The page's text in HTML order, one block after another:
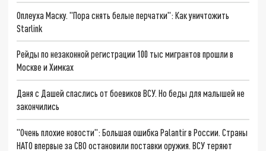
Оплеуха Маску. "Пора снять белые перчатки": Как уничтожить
Starlink
Рейды по незаконной регистрации 100 тыс мигрантов прошли в
Москве и Химках
Даня с Дашей спаслись от боевиков ВСУ. Но беды для малышей не
закончились
"Очень плохие новости": Большая ошибка Palantir в России. Страны
НАТО впервые за СВО остановили поставки оружия. ВСУ теряют